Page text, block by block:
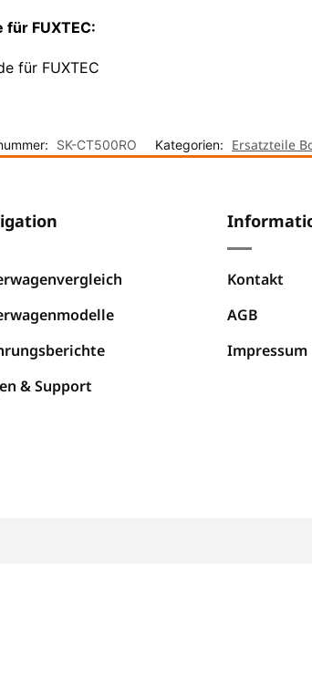
für FUXTEC:
SK-CT500RO Kategorien: Ersatzteile
& Support
Kontakt
AGB
Impressum